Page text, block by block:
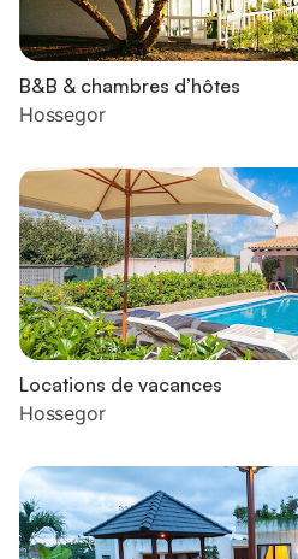
B&B & chambres d’hôtes
Hossegor
Locations de vacances
Hossegor